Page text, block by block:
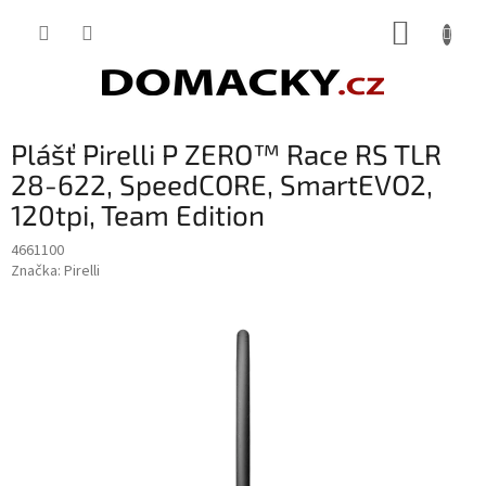
Plášť Pirelli P ZERO™ Race RS TLR
28-622, SpeedCORE, SmartEVO2,
120tpi, Team Edition
4661100
Značka: Pirelli